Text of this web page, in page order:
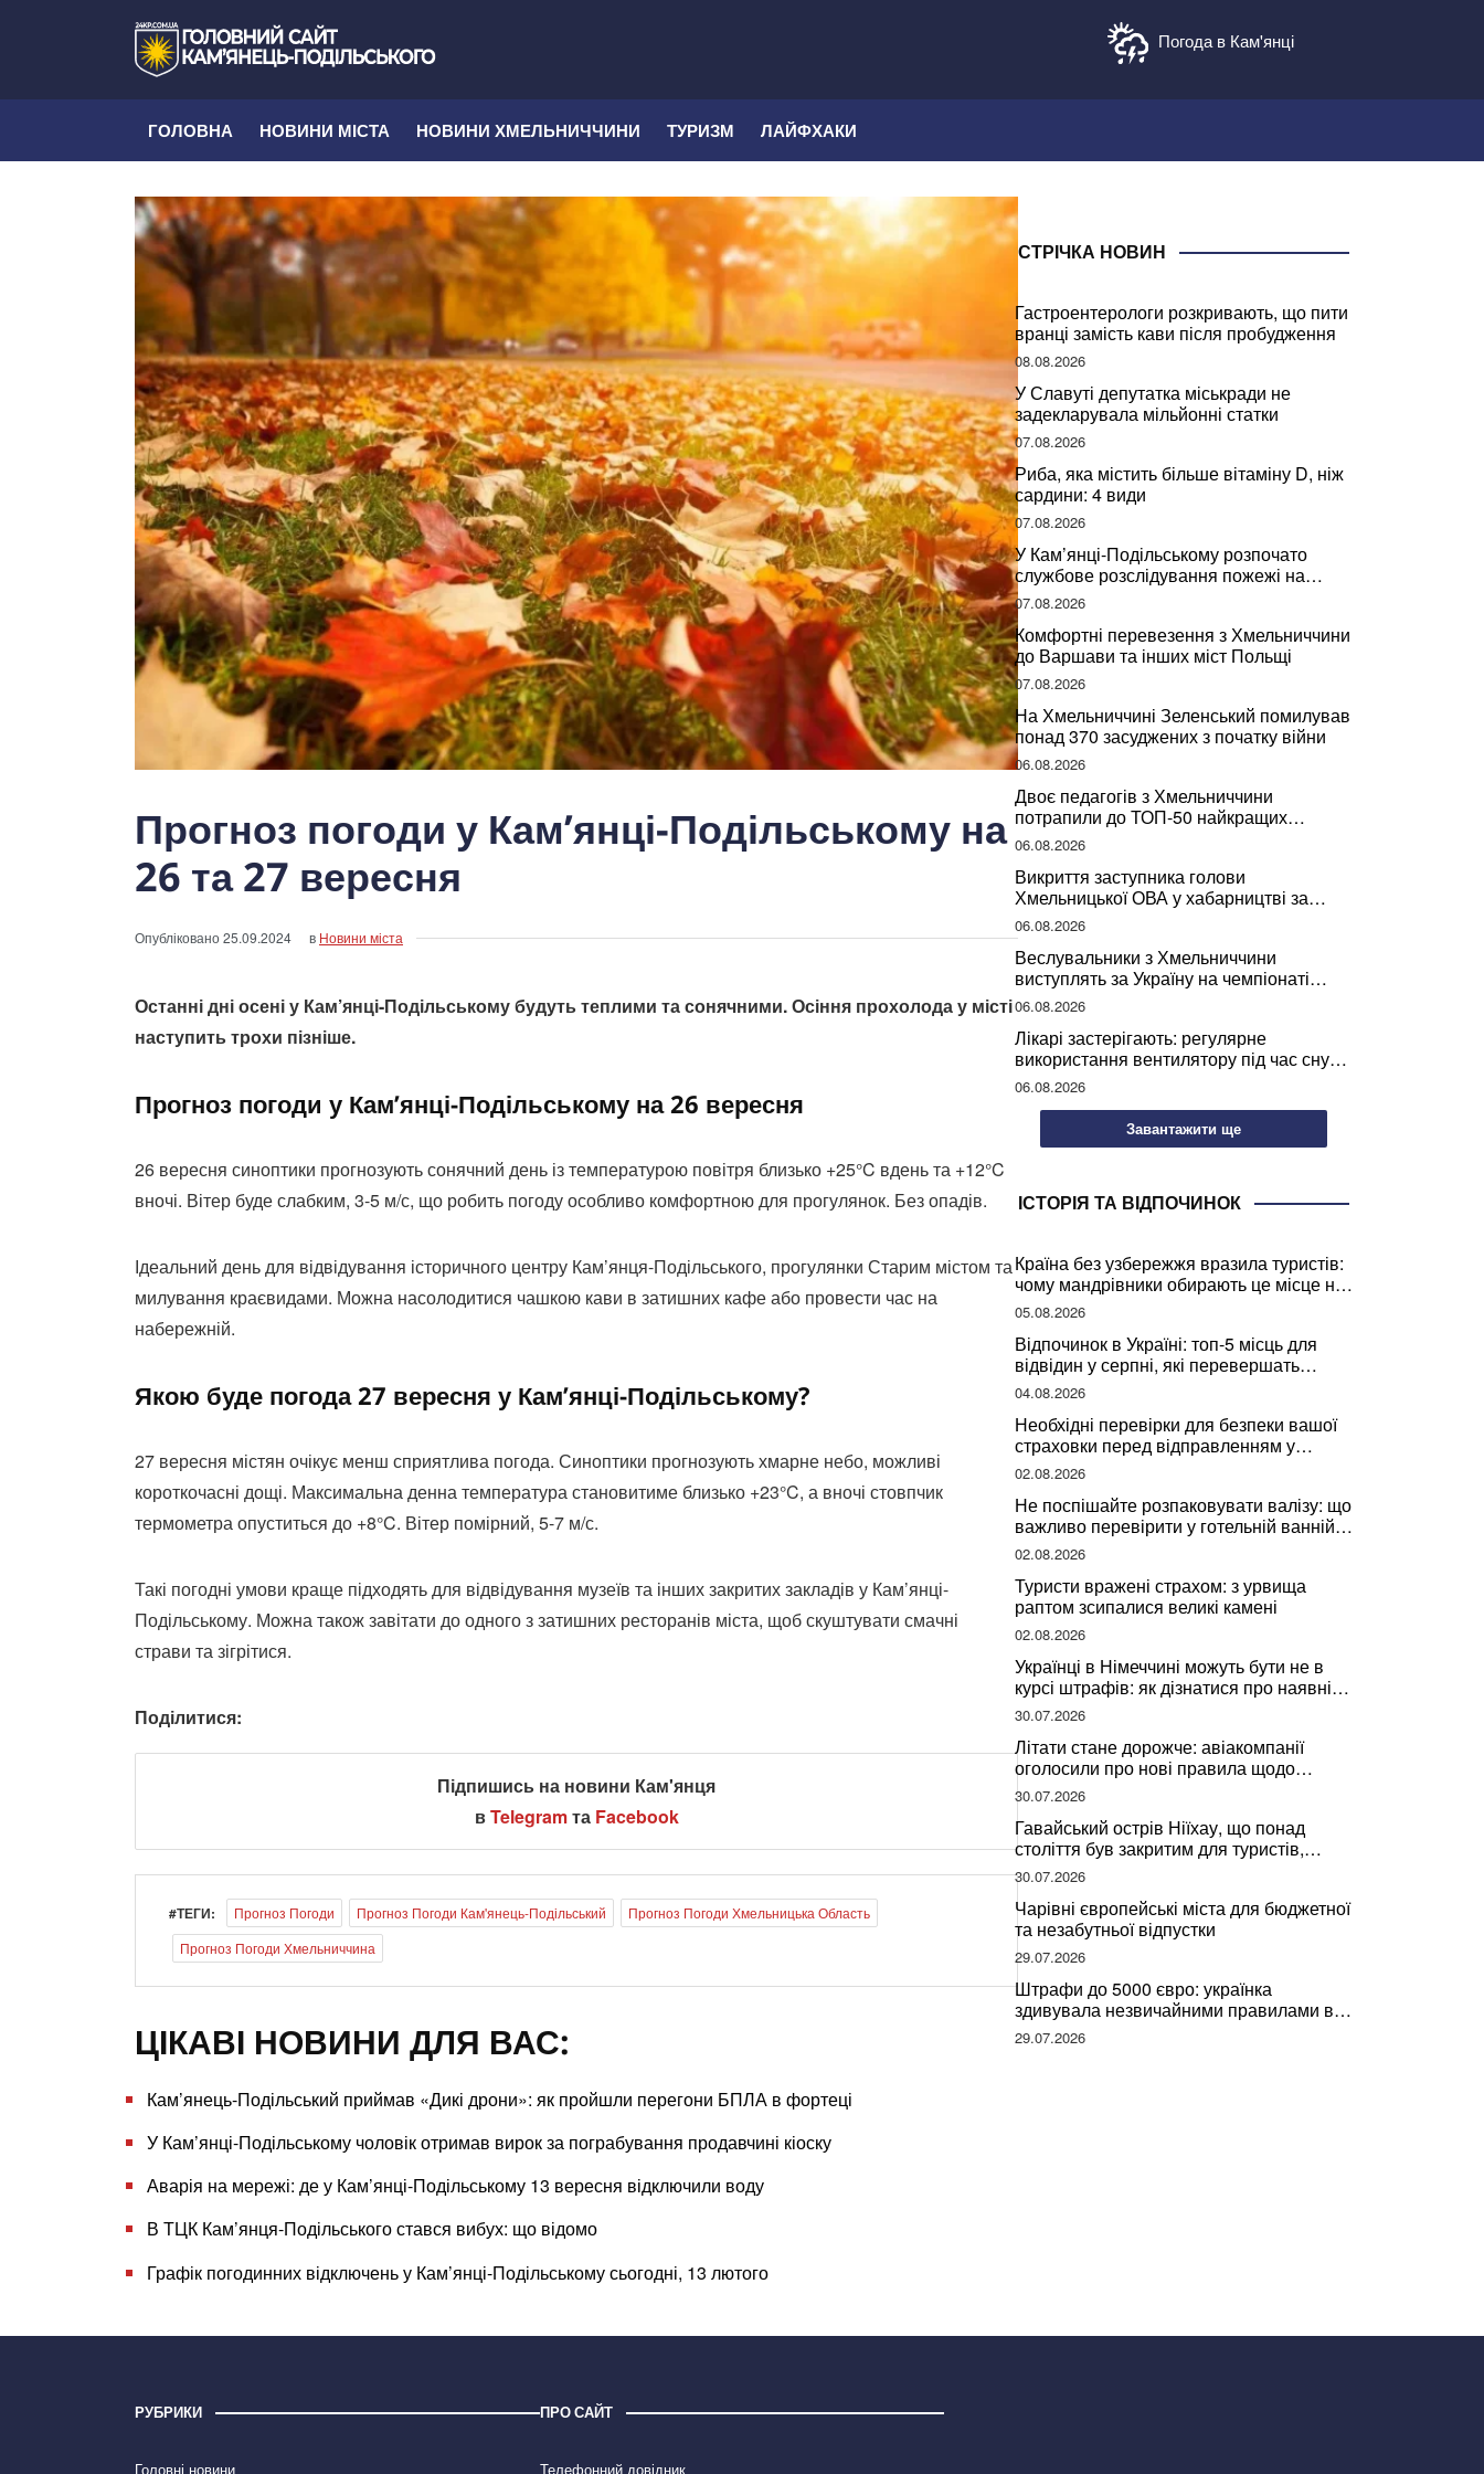
Погода в Кам'янці
ГОЛОВНА НОВИНИ МІСТА НОВИНИ ХМЕЛЬНИЧЧИНИ ТУРИЗМ ЛАЙФХАКИ
Прогноз погоди у Кам’янці-Подільському на
26 та 27 вересня
Опубліковано25.09.2024 в Новини міста
Останні дні осені у Кам’янці-Подільському будуть теплими та сонячними. Осіння прохолода у місті
наступить трохи пізніше.
Прогноз погоди у Кам’янці-Подільському на 26 вересня
26 вересня синоптики прогнозують сонячний день із температурою повітря близько +25°C вдень та +12°C
вночі. Вітер буде слабким, 3-5 м/с, що робить погоду особливо комфортною для прогулянок. Без опадів.
Ідеальний день для відвідування історичного центру Кам’янця-Подільського, прогулянки Старим містом та
милування краєвидами. Можна насолодитися чашкою кави в затишних кафе або провести час на
набережній.
Якою буде погода 27 вересня у Кам’янці-Подільському?
27 вересня містян очікує менш сприятлива погода. Синоптики прогнозують хмарне небо, можливі
короткочасні дощі. Максимальна денна температура становитиме близько +23°C, а вночі стовпчик
термометра опуститься до +8°C. Вітер помірний, 5-7 м/с.
Такі погодні умови краще підходять для відвідування музеїв та інших закритих закладів у Кам’янці-
Подільському. Можна також завітати до одного з затишних ресторанів міста, щоб скуштувати смачні
страви та зігрітися.
Поділитися:
Підпишись на новини Кам'янця
вTelegramта Facebook
#ТЕГИ: Прогноз Погоди Прогноз Погоди Кам'янець-Подільський
Прогноз Погоди Хмельницька Область
Прогноз Погоди Хмельниччина
ЦІКАВІ НОВИНИ ДЛЯ ВАС:
Кам’янець-Подільський приймав «Дикі дрони»: як пройшли перегони БПЛА в фортеці
У Кам’янці-Подільському чоловік отримав вирок за пограбування продавчині кіоску
Аварія на мережі: де у Кам’янці-Подільському 13 вересня відключили воду
В ТЦК Кам’янця-Подільського стався вибух: що відомо
Графік погодинних відключень у Кам’янці-Подільському сьогодні, 13 лютого
СТРІЧКА НОВИН
Гастроентерологи розкривають, що пити
вранці замість кави після пробудження
08.08.2026
У Славуті депутатка міськради не
задекларувала мільйонні статки
07.08.2026
Риба, яка містить більше вітаміну D, ніж
сардини: 4 види
07.08.2026
У Кам’янці-Подільському розпочато
службове розслідування пожежі на
сміттєзвалищі
07.08.2026
Комфортні перевезення з Хмельниччини
до Варшави та інших міст Польщі
07.08.2026
На Хмельниччині Зеленський помилував
понад 370 засуджених з початку війни
06.08.2026
Двоє педагогів з Хмельниччини
потрапили до ТОП-50 найкращих
учителів України
06.08.2026
Викриття заступника голови
Хмельницької ОВА у хабарництві за
підписання контрактів на ремонт доріг
06.08.2026
Веслувальники з Хмельниччини
виступлять за Україну на чемпіонаті
світу
06.08.2026
Лікарі застерігають: регулярне
використання вентилятору під час сну
може негативно вплинути на ваше
здоров’я
06.08.2026
Завантажити ще
ІСТОРІЯ ТА ВІДПОЧИНОК
Країна без узбережжя вразила туристів:
чому мандрівники обирають це місце на
відпочинок
05.08.2026
Відпочинок в Україні: топ-5 місць для
відвідин у серпні, які перевершать
закордонні враження
04.08.2026
Необхідні перевірки для безпеки вашої
страховки перед відправленням у
подорож
02.08.2026
Не поспішайте розпаковувати валізу: що
важливо перевірити у готельній ванній
за словами досвідченої мандрівниці
02.08.2026
Туристи вражені страхом: з урвища
раптом зсипалися великі камені
02.08.2026
Українці в Німеччині можуть бути не в
курсі штрафів: як дізнатися про наявні
борги
30.07.2026
Літати стане дорожче: авіакомпанії
оголосили про нові правила щодо
вибору місць
30.07.2026
Гавайський острів Ніїхау, що понад
століття був закритим для туристів,
починає приймати перших відвідувачів
30.07.2026
Чарівні європейські міста для бюджетної
та незабутньої відпустки
29.07.2026
Штрафи до 5000 євро: українка
здивувала незвичайними правилами в
Німеччині та поділилася правдою
29.07.2026
РУБРИКИ
Головні новини
ПРО САЙТ
Телефонний довідник